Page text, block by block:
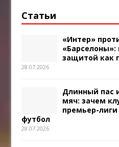
Статьи
«Интер»
«Барселоны»:
защитой как
28.07.2026
Длинный пас
мяч: зачем
премьер-
футбол
28.07.2026